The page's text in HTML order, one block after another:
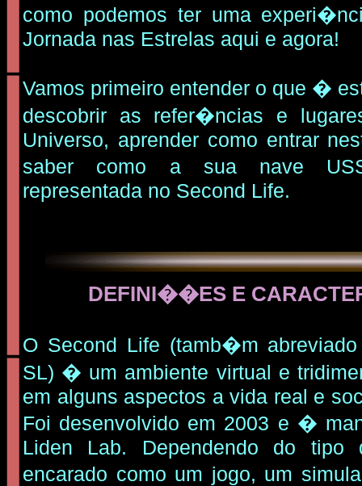
como podemos ter uma
Jornada nas Estrelas aqui e agora!
Vamos primeiro entender o que �
descobrir as refer�ncias e
Universo, aprender como entrar
saber como a sua nave
representada no Second Life.
DEFINI��ES E
O Second Life (tamb�m
SL) � um ambiente virtual e
em alguns aspectos a vida real e
Foi desenvolvido em 2003 e �
Liden Lab. Dependendo do
encarado como um jogo, um